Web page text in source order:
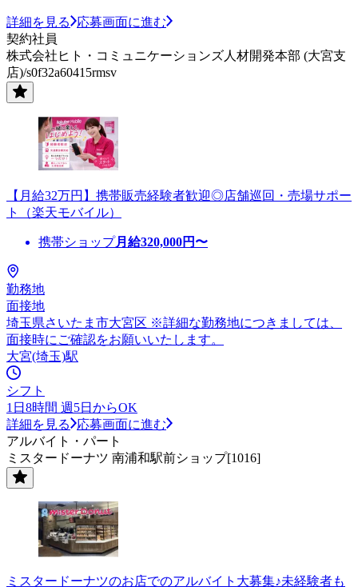
詳細を見る
応募画面に進む
契約社員
株式会社ヒト・コミュニケーションズ人材開発本部 (大宮支
店)/s0f32a60415rmsv
【月給32万円】携帯販売経験者歓迎◎店舗巡回・売場サポー
ト（楽天モバイル）
携帯ショップ月給320,000円〜
勤務地
面接地
埼玉県さいたま市大宮区 ※詳細な勤務地につきましては、
面接時にご確認をお願いいたします。
大宮(埼玉)駅
シフト
1日8時間 週5日からOK
詳細を見る
応募画面に進む
アルバイト・パート
ミスタードーナツ 南浦和駅前ショップ[1016]
ミスタードーナツのお店でのアルバイト大募集♪未経験者も